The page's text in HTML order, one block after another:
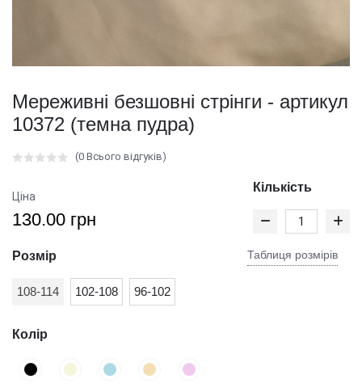
Мереживні безшовні стрінги - артикул
10372 (темна пудра)
(0 Всього відгуків)
Ціна
130.00 грн
Кількість
Розмір Таблиця розмірів
108-114 102-108 96-102
Колір